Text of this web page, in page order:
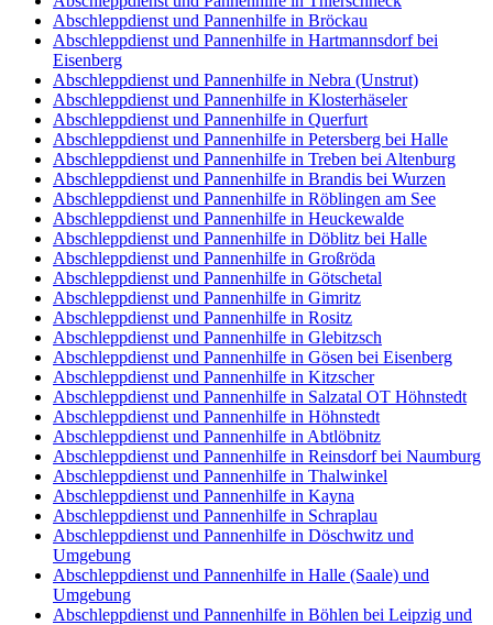
Abschleppdienst und Pannenhilfe in Bröckau
Abschleppdienst und Pannenhilfe in Hartmannsdorf bei
Eisenberg
Abschleppdienst und Pannenhilfe in Nebra (Unstrut)
Abschleppdienst und Pannenhilfe in Klosterhäseler
Abschleppdienst und Pannenhilfe in Querfurt
Abschleppdienst und Pannenhilfe in Petersberg bei Halle
Abschleppdienst und Pannenhilfe in Treben bei Altenburg
Abschleppdienst und Pannenhilfe in Brandis bei Wurzen
Abschleppdienst und Pannenhilfe in Röblingen am See
Abschleppdienst und Pannenhilfe in Heuckewalde
Abschleppdienst und Pannenhilfe in Döblitz bei Halle
Abschleppdienst und Pannenhilfe in Großröda
Abschleppdienst und Pannenhilfe in Götschetal
Abschleppdienst und Pannenhilfe in Gimritz
Abschleppdienst und Pannenhilfe in Rositz
Abschleppdienst und Pannenhilfe in Glebitzsch
Abschleppdienst und Pannenhilfe in Gösen bei Eisenberg
Abschleppdienst und Pannenhilfe in Kitzscher
Abschleppdienst und Pannenhilfe in Salzatal OT Höhnstedt
Abschleppdienst und Pannenhilfe in Höhnstedt
Abschleppdienst und Pannenhilfe in Abtlöbnitz
Abschleppdienst und Pannenhilfe in Reinsdorf bei Naumburg
Abschleppdienst und Pannenhilfe in Thalwinkel
Abschleppdienst und Pannenhilfe in Kayna
Abschleppdienst und Pannenhilfe in Schraplau
Abschleppdienst und Pannenhilfe in Döschwitz und
Umgebung
Abschleppdienst und Pannenhilfe in Halle (Saale) und
Umgebung
Abschleppdienst und Pannenhilfe in Böhlen bei Leipzig und